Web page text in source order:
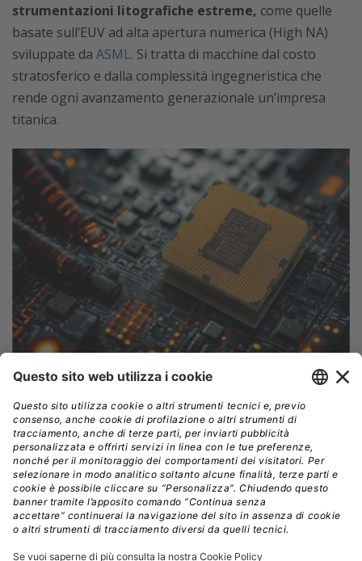
strumentazioni litografiche estreme, come quelle
basate sull’EUV ad alta apertura numerica (High NA)
sviluppate da ASML. Si tratta di macchine dal costo
stratosferico e dalla complessità ingegneristica che
rende ogni avanzamento generazionale un’impresa
titanica.
Intel e la crisi dell’integrazione verticale
Negli ultimi anni, Intel ha faticato a tenere il passo dei
concorrenti,in particolareTSMC, oggi partner
privilegiato di aziende come AMD, Apple e Nvidia.
L’ex CEOPat Gelsingeraveva provato a rilanciare
l’azienda attraverso una doppia strategia, provando